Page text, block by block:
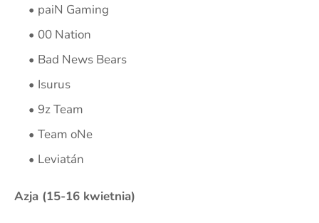
paiN Gaming
00 Nation
Bad News Bears
Isurus
9z Team
Team oNe
Leviatán
Azja (15-16 kwietnia)